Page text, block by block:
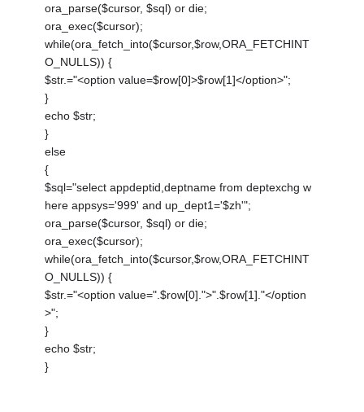
ora_parse($cursor, $sql) or die;
ora_exec($cursor);
while(ora_fetch_into($cursor,$row,ORA_FETCHINT
O_NULLS)) {
$str.="<option value=$row[0]>$row[1]</option>";
}
echo $str;
}
else
{
$sql="select appdeptid,deptname from deptexchg w
here appsys='999' and up_dept1='$zh'";
ora_parse($cursor, $sql) or die;
ora_exec($cursor);
while(ora_fetch_into($cursor,$row,ORA_FETCHINT
O_NULLS)) {
$str.="<option value=".$row[0].">".$row[1]."</option
>";
}
echo $str;
}